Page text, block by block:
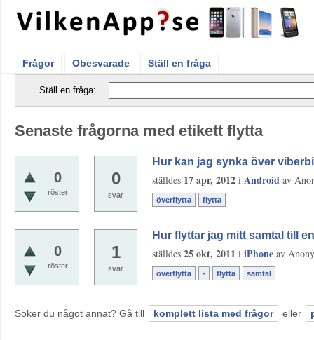
Frågor Obesvarade Ställ en fråga
Ställ en fråga:
Senaste frågorna med etikett flytta
0
röster
0
svar
Hur kan jag synka över
ställdes 17 apr, 2012 i Android av
överflytta flytta
0
röster
1
svar
Hur flyttar jag mitt samtal till
ställdes 25 okt, 2011 i iPhone av
överflytta - flytta samtal
Söker du något annat? Gå till komplett lista med frågor eller